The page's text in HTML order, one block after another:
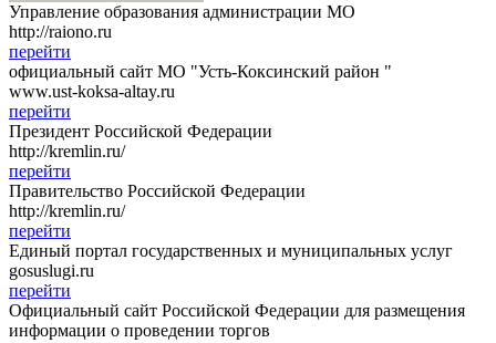
Управление образования администрации МО
http://raiono.ru
перейти
официальный сайт МО "Усть-Коксинский район "
www.ust-koksa-altay.ru
перейти
Президент Российской Федерации
http://kremlin.ru/
перейти
Правительство Российской Федерации
http://kremlin.ru/
перейти
Единый портал государственных и муниципальных услуг
gosuslugi.ru
перейти
Официальный сайт Российской Федерации для размещения
информации о проведении торгов